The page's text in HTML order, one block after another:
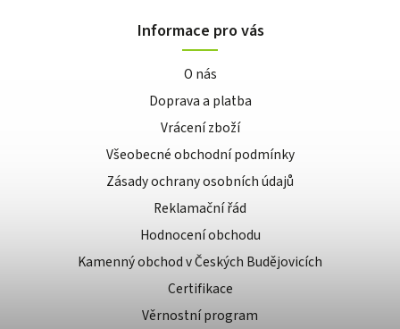
Informace pro vás
O nás
Doprava a platba
Vrácení zboží
Všeobecné obchodní podmínky
Zásady ochrany osobních údajů
Reklamační řád
Hodnocení obchodu
Kamenný obchod v Českých Budějovicích
Certifikace
Věrnostní program